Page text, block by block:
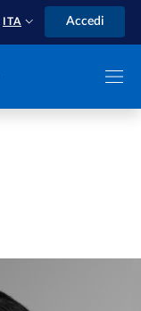
ITA Accedi